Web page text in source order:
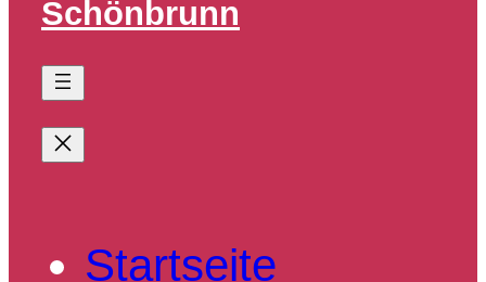
Schönbrunn
Startseite